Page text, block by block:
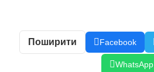
Поширити Facebook
WhatsApp